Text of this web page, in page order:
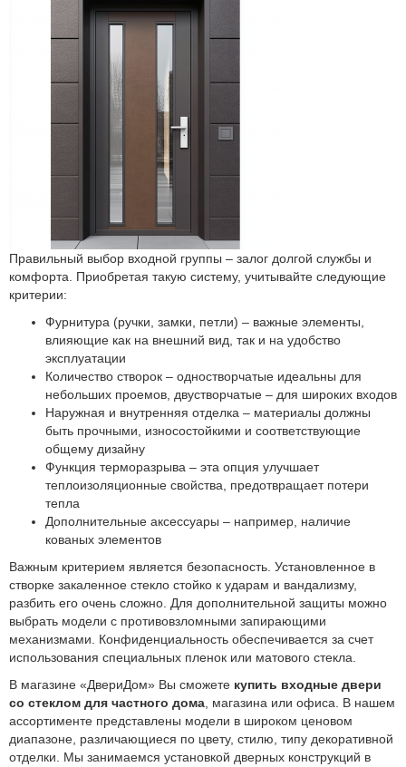
Правильный выбор входной группы – залог долгой службы и
комфорта. Приобретая такую систему, учитывайте следующие
критерии:
Фурнитура (ручки, замки, петли) – важные элементы,
влияющие как на внешний вид, так и на удобство
эксплуатации
Количество створок – одностворчатые идеальны для
небольших проемов, двустворчатые – для широких входов
Наружная и внутренняя отделка – материалы должны
быть прочными, износостойкими и соответствующие
общему дизайну
Функция терморазрыва – эта опция улучшает
теплоизоляционные свойства, предотвращает потери
тепла
Дополнительные аксессуары – например, наличие
кованых элементов
Важным критерием является безопасность. Установленное в
створке закаленное стекло стойко к ударам и вандализму,
разбить его очень сложно. Для дополнительной защиты можно
выбрать модели с противовзломными запирающими
механизмами. Конфиденциальность обеспечивается за счет
использования специальных пленок или матового стекла.
В магазине «ДвериДом» Вы сможете купить входные двери
со стеклом для частного дома , магазина или офиса. В нашем
ассортименте представлены модели в широком ценовом
диапазоне, различающиеся по цвету, стилю, типу декоративной
отделки. Мы занимаемся установкой дверных конструкций в